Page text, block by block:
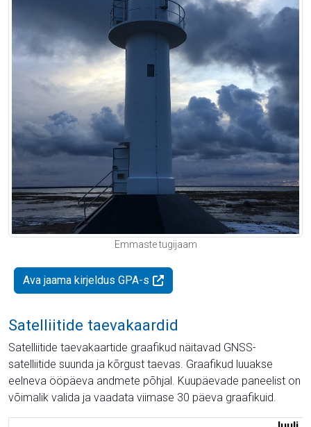
Emmaste tugijaam
Ava jaama kirjeldus GPA-s
Satelliitide taevakaardid
Satelliitide taevakaartide graafikud näitavad GNSS-
satelliitide suunda ja kõrgust taevas. Graafikud luuakse
eelneva ööpäeva andmete põhjal. Kuupäevade paneelist on
võimalik valida ja vaadata viimase 30 päeva graafikuid.